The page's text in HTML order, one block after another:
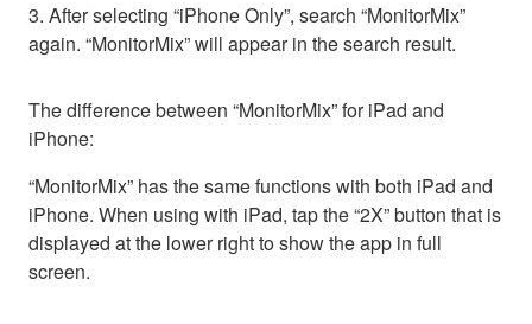
3. After selecting “iPhone Only”, search “MonitorMix”
again. “MonitorMix” will appear in the search result.
The difference between “MonitorMix” for iPad and
iPhone:
“MonitorMix” has the same functions with both iPad and
iPhone. When using with iPad, tap the “2X” button that is
displayed at the lower right to show the app in full
screen.